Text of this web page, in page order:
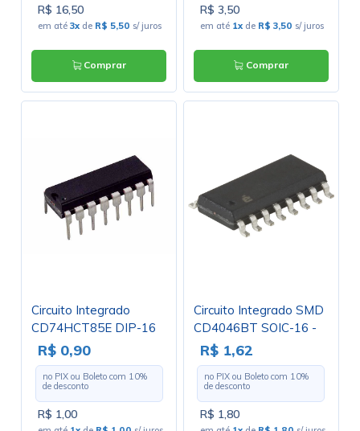
R$ 16,50
em até3x de R$ 5,50 s/ juros
Comprar
R$ 3,50
em até 1x de R$ 3,50 s/ juros
Comprar
Circuito Integrado
CD74HCT85E DIP-16
R$ 0,90
no PIX ou Boleto com 10%
de desconto
R$ 1,00
Circuito Integrado SMD
CD4046BT SOIC-16 -
Cód. Loja 3934
R$ 1,62
no PIX ou Boleto com 10%
de desconto
R$ 1,80